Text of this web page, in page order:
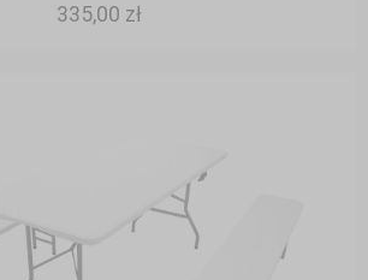
335,00 zł